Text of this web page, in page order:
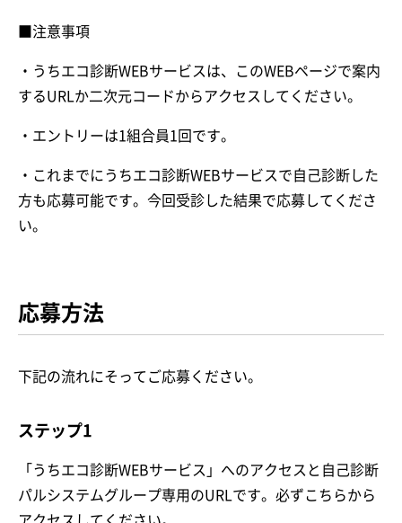
■注意事項
・うちエコ診断WEBサービスは、このWEBページで案内
するURLか二次元コードからアクセスしてください。
・エントリーは1組合員1回です。
・これまでにうちエコ診断WEBサービスで自己診断した
方も応募可能です。今回受診した結果で応募してくださ
い。
応募方法
下記の流れにそってご応募ください。
ステップ1
「うちエコ診断WEBサービス」へのアクセスと自己診断
パルシステムグループ専用のURLです。必ずこちらから
アクセスしてください。